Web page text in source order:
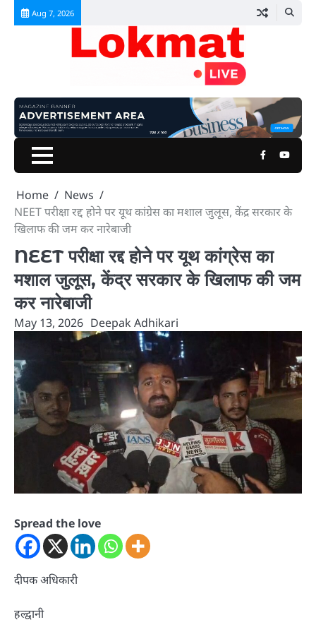
Skip
Aug 7, 2026
Facebook
Home
News
NEET परीक्षा रद्द होने पर यूथ कांग्रेस का मशाल जुलूस, केंद्र सरकार के
खिलाफ की जम कर नारेबाजी
NEET परीक्षा रद्द होने पर यूथ कांग्रेस का
मशाल जुलूस, केंद्र सरकार के खिलाफ की जम
कर नारेबाजी
May 13, 2026 Deepak Adhikari
Spread the love
दीपक अधिकारी
हल्द्वानी